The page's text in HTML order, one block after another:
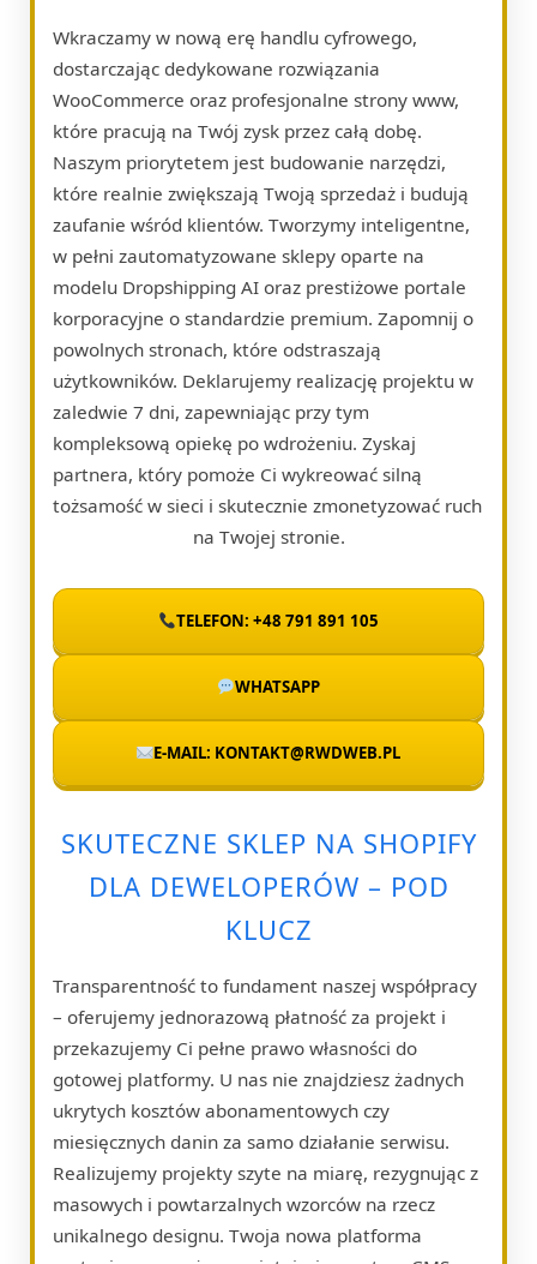
Wkraczamy w nową erę handlu cyfrowego,
dostarczając dedykowane rozwiązania
WooCommerce oraz profesjonalne strony www,
które pracują na Twój zysk przez całą dobę.
Naszym priorytetem jest budowanie narzędzi,
które realnie zwiększają Twoją sprzedaż i budują
zaufanie wśród klientów. Tworzymy inteligentne,
w pełni zautomatyzowane sklepy oparte na
modelu Dropshipping AI oraz prestiżowe portale
korporacyjne o standardzie premium. Zapomnij o
powolnych stronach, które odstraszają
użytkowników. Deklarujemy realizację projektu w
zaledwie 7 dni, zapewniając przy tym
kompleksową opiekę po wdrożeniu. Zyskaj
partnera, który pomoże Ci wykreować silną
tożsamość w sieci i skutecznie zmonetyzować ruch
na Twojej stronie.
TELEFON: +48 791 891 105
WHATSAPP
E-MAIL: KONTAKT@RWDWEB.PL
SKUTECZNE SKLEP NA SHOPIFY
DLA DEWELOPERÓW – POD
KLUCZ
Transparentność to fundament naszej współpracy
– oferujemy jednorazową płatność za projekt i
przekazujemy Ci pełne prawo własności do
gotowej platformy. U nas nie znajdziesz żadnych
ukrytych kosztów abonamentowych czy
miesięcznych danin za samo działanie serwisu.
Realizujemy projekty szyte na miarę, rezygnując z
masowych i powtarzalnych wzorców na rzecz
unikalnego designu. Twoja nowa platforma